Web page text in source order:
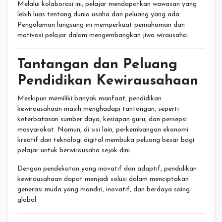
Melalui kolaborasi ini, pelajar mendapatkan wawasan yang
lebih luas tentang dunia usaha dan peluang yang ada.
Pengalaman langsung ini memperkuat pemahaman dan
motivasi pelajar dalam mengembangkan jiwa wirausaha.
Tantangan dan Peluang
Pendidikan Kewirausahaan
Meskipun memiliki banyak manfaat, pendidikan
kewirausahaan masih menghadapi tantangan, seperti
keterbatasan sumber daya, kesiapan guru, dan persepsi
masyarakat. Namun, di sisi lain, perkembangan ekonomi
kreatif dan teknologi digital membuka peluang besar bagi
pelajar untuk berwirausaha sejak dini.
Dengan pendekatan yang inovatif dan adaptif, pendidikan
kewirausahaan dapat menjadi solusi dalam menciptakan
generasi muda yang mandiri, inovatif, dan berdaya saing
global.